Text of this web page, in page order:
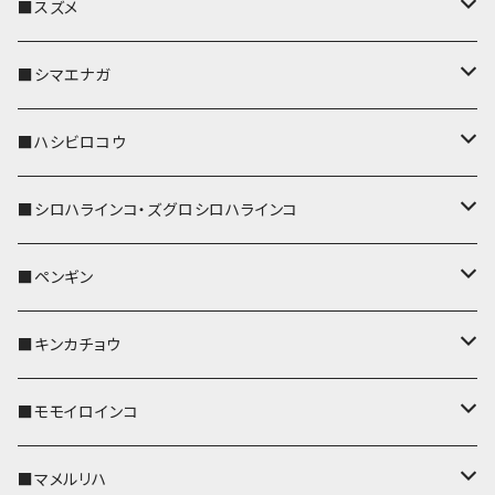
リール付きストラップ
リールのみ
ストラップ付
IDカードホルダー
キーケース
名刺入れ・カードケース
コインケース
メガネケース
ポシェット・バッグ
帆布・デニム
Apple Watchバンド
パスケース
リール付きストラップ
リールのみ
ストラップ付
キーケース
名刺入れ・カードケース
メガネケース
IDカードホルダー
ポシェット・バッグ
帆布・デニム
ポーチ
キーホルダー
パスケース
IDカードホルダー
リール付きストラップ
リールのみ
ストラップ付
キーケース
名刺入れ・カードケース
ポシェット・バッグ
帆布・デニム
ポーチ
キーカバー
キーホルダー
パスケース
リール付きストラップ
リールのみ
ストラップ付
メガネケース
コインケース
IDカードホルダー
ポーチ
■スズメ
キーカバー
キーホルダー
パスケース
リール付きストラップ
リールのみ
ストラップ付
IDカードホルダー
メガネケース
コインケース
■シマエナガ
キーカバー
キーホルダー
パスケース
IDカードホルダー
リール付きストラップ
リールのみ
キーケース
■ハシビロコウ
キーカバー
キーホルダー
リール付きストラップ
リールのみ
ストラップ付
レザートレイ
パスケース
■シロハラインコ・ズグロシロハラインコ
キーカバー
キーホルダー
リール付きストラップ
リールのみ
パスケース
■ペンギン
キーカバー
キーホルダー
パスケース
■キンカチョウ
キーカバー
AppleWatchバンド
■モモイロインコ
キーカバー
■マメルリハ